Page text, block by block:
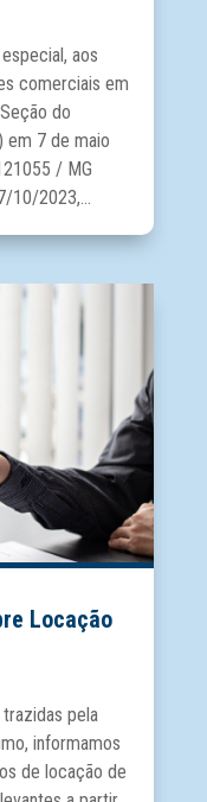
aos
comerciais em
do
em 7 de maio
/ MG
10/2023,...
Locação
pela
informamos
de locação de